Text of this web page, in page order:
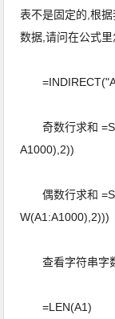
表不是固定的,根
数据,请问在公式
奇数行求和
A1000),2))
偶数行求和
W(A1:A1000),2)))
查看字符串字
=LEN(A1)